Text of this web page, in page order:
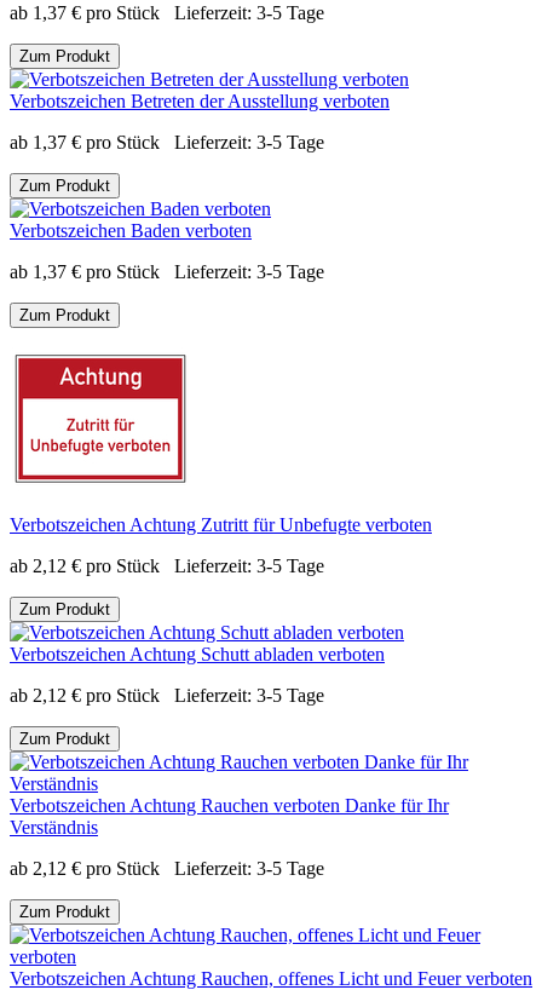
ab 1,37 € pro Stück Lieferzeit: 3-5 Tage
Zum Produkt
Verbotszeichen Betreten der Ausstellung verboten
ab 1,37 € pro Stück Lieferzeit: 3-5 Tage
Zum Produkt
Verbotszeichen Baden verboten
ab 1,37 € pro Stück Lieferzeit: 3-5 Tage
Zum Produkt
Verbotszeichen Achtung Zutritt für Unbefugte verboten
ab 2,12 € pro Stück Lieferzeit: 3-5 Tage
Zum Produkt
Verbotszeichen Achtung Schutt abladen verboten
ab 2,12 € pro Stück Lieferzeit: 3-5 Tage
Zum Produkt
Verbotszeichen Achtung Rauchen verboten Danke für Ihr
Verständnis
ab 2,12 € pro Stück Lieferzeit: 3-5 Tage
Zum Produkt
Verbotszeichen Achtung Rauchen, offenes Licht und Feuer verboten